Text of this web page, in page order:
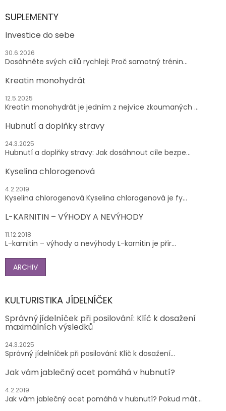
SUPLEMENTY
Investice do sebe
30.6.2026
Dosáhněte svých cílů rychleji: Proč samotný trénin...
Kreatin monohydrát
12.5.2025
Kreatin monohydrát je jedním z nejvíce zkoumaných ...
Hubnutí a doplňky stravy
24.3.2025
Hubnutí a doplňky stravy: Jak dosáhnout cíle bezpe...
Kyselina chlorogenová
4.2.2019
Kyselina chlorogenová Kyselina chlorogenová je fy...
L-KARNITIN – VÝHODY A NEVÝHODY
11.12.2018
L-karnitin – výhody a nevýhody L-karnitin je přir...
ARCHIV
KULTURISTIKA JÍDELNÍČEK
Správný jídelníček při posilování: Klíč k dosažení
maximálních výsledků
24.3.2025
Správný jídelníček při posilování: Klíč k dosažení...
Jak vám jablečný ocet pomáhá v hubnutí?
4.2.2019
Jak vám jablečný ocet pomáhá v hubnutí? Pokud mát...